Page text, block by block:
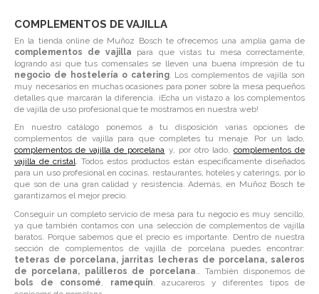
COMPLEMENTOS DE VAJILLA
En la tienda online de Muñoz Bosch te ofrecemos una amplia gama de
complementos de vajilla para que vistas tu mesa correctamente,
logrando así que tus comensales se lleven una buena impresión de tu
negocio de hostelería o catering. Los complementos de vajilla son
muy necesarios en muchas ocasiones para poner sobre la mesa pequeños
detalles que marcarán la diferencia. ¡Echa un vistazo a los complementos
de vajilla de uso profesional que te mostramos en nuestra web!
En nuestro catálogo ponemos a tu disposición varias opciones de
complementos de vajilla para que completes tu menaje. Por un lado,
complementos de vajilla de porcelana y, por otro lado, complementos de
vajilla de cristal. Todos estos productos están específicamente diseñados
para un uso profesional en cocinas, restaurantes, hoteles y caterings, por lo
que son de una gran calidad y resistencia. Además, en Muñoz Bosch te
garantizamos el mejor precio.
Conseguir un completo servicio de mesa para tu negocio es muy sencillo,
ya que también contamos con una selección de complementos de vajilla
baratos. Porque sabemos que el precio es importante. Dentro de nuestra
sección de complementos de vajilla de porcelana puedes encontrar:
teteras de porcelana, jarritas lecheras de porcelana, saleros
de porcelana, palilleros de porcelana… También disponemos de
bols de consomé, ramequín, azucareros y diferentes tipos de